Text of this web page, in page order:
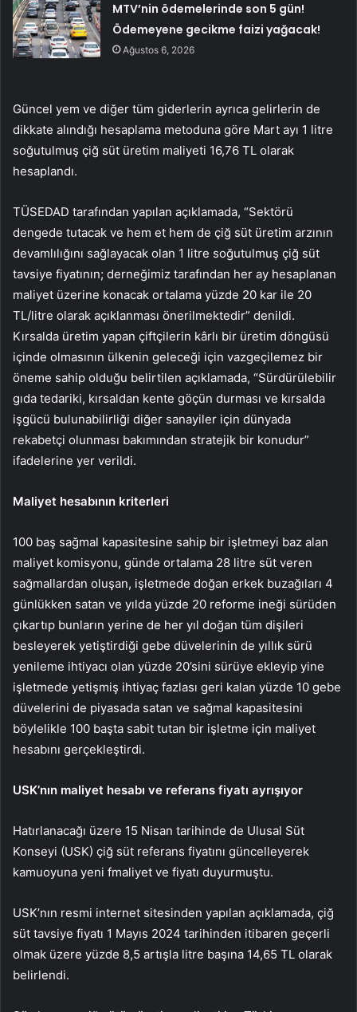
MTV’nin ödemelerinde son 5 gün!
Ödemeyene gecikme faizi yağacak!
Ağustos 6, 2026
Güncel yem ve diğer tüm giderlerin ayrıca gelirlerin de
dikkate alındığı hesaplama metoduna göre Mart ayı 1 litre
soğutulmuş çiğ süt üretim maliyeti 16,76 TL olarak
hesaplandı.
TÜSEDAD tarafından yapılan açıklamada, “Sektörü
dengede tutacak ve hem et hem de çiğ süt üretim arzının
devamlılığını sağlayacak olan 1 litre soğutulmuş çiğ süt
tavsiye fiyatının; derneğimiz tarafından her ay hesaplanan
maliyet üzerine konacak ortalama yüzde 20 kar ile 20
TL/litre olarak açıklanması önerilmektedir” denildi.
Kırsalda üretim yapan çiftçilerin kârlı bir üretim döngüsü
içinde olmasının ülkenin geleceği için vazgeçilemez bir
öneme sahip olduğu belirtilen açıklamada, “Sürdürülebilir
gıda tedariki, kırsaldan kente göçün durması ve kırsalda
işgücü bulunabilirliği diğer sanayiler için dünyada
rekabetçi olunması bakımından stratejik bir konudur”
ifadelerine yer verildi.
Maliyet hesabının kriterleri
100 baş sağmal kapasitesine sahip bir işletmeyi baz alan
maliyet komisyonu, günde ortalama 28 litre süt veren
sağmallardan oluşan, işletmede doğan erkek buzağıları 4
günlükken satan ve yılda yüzde 20 reforme ineği sürüden
çıkartıp bunların yerine de her yıl doğan tüm dişileri
besleyerek yetiştirdiği gebe düvelerinin de yıllık sürü
yenileme ihtiyacı olan yüzde 20’sini sürüye ekleyip yine
işletmede yetişmiş ihtiyaç fazlası geri kalan yüzde 10 gebe
düvelerini de piyasada satan ve sağmal kapasitesini
böylelikle 100 başta sabit tutan bir işletme için maliyet
hesabını gerçekleştirdi.
USK’nın maliyet hesabı ve referans fiyatı ayrışıyor
Hatırlanacağı üzere 15 Nisan tarihinde de Ulusal Süt
Konseyi (USK) çiğ süt referans fiyatını güncelleyerek
kamuoyuna yeni fmaliyet ve fiyatı duyurmuştu.
USK’nın resmi internet sitesinden yapılan açıklamada, çiğ
süt tavsiye fiyatı 1 Mayıs 2024 tarihinden itibaren geçerli
olmak üzere yüzde 8,5 artışla litre başına 14,65 TL olarak
belirlendi.